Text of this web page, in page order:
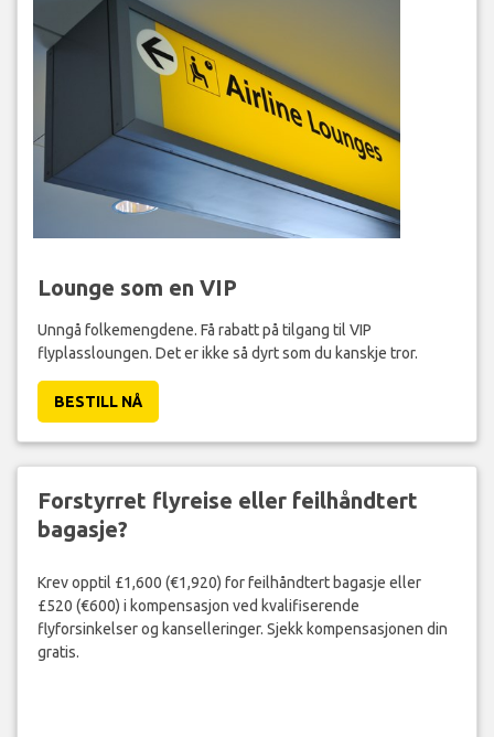
Lounge som en VIP
Unngå folkemengdene. Få rabatt på tilgang til VIP
flyplassloungen. Det er ikke så dyrt som du kanskje tror.
BESTILL NÅ
Forstyrret flyreise eller feilhåndtert
bagasje?
Krev opptil £1,600 (€1,920) for feilhåndtert bagasje eller
£520 (€600) i kompensasjon ved kvalifiserende
flyforsinkelser og kanselleringer. Sjekk kompensasjonen din
gratis.